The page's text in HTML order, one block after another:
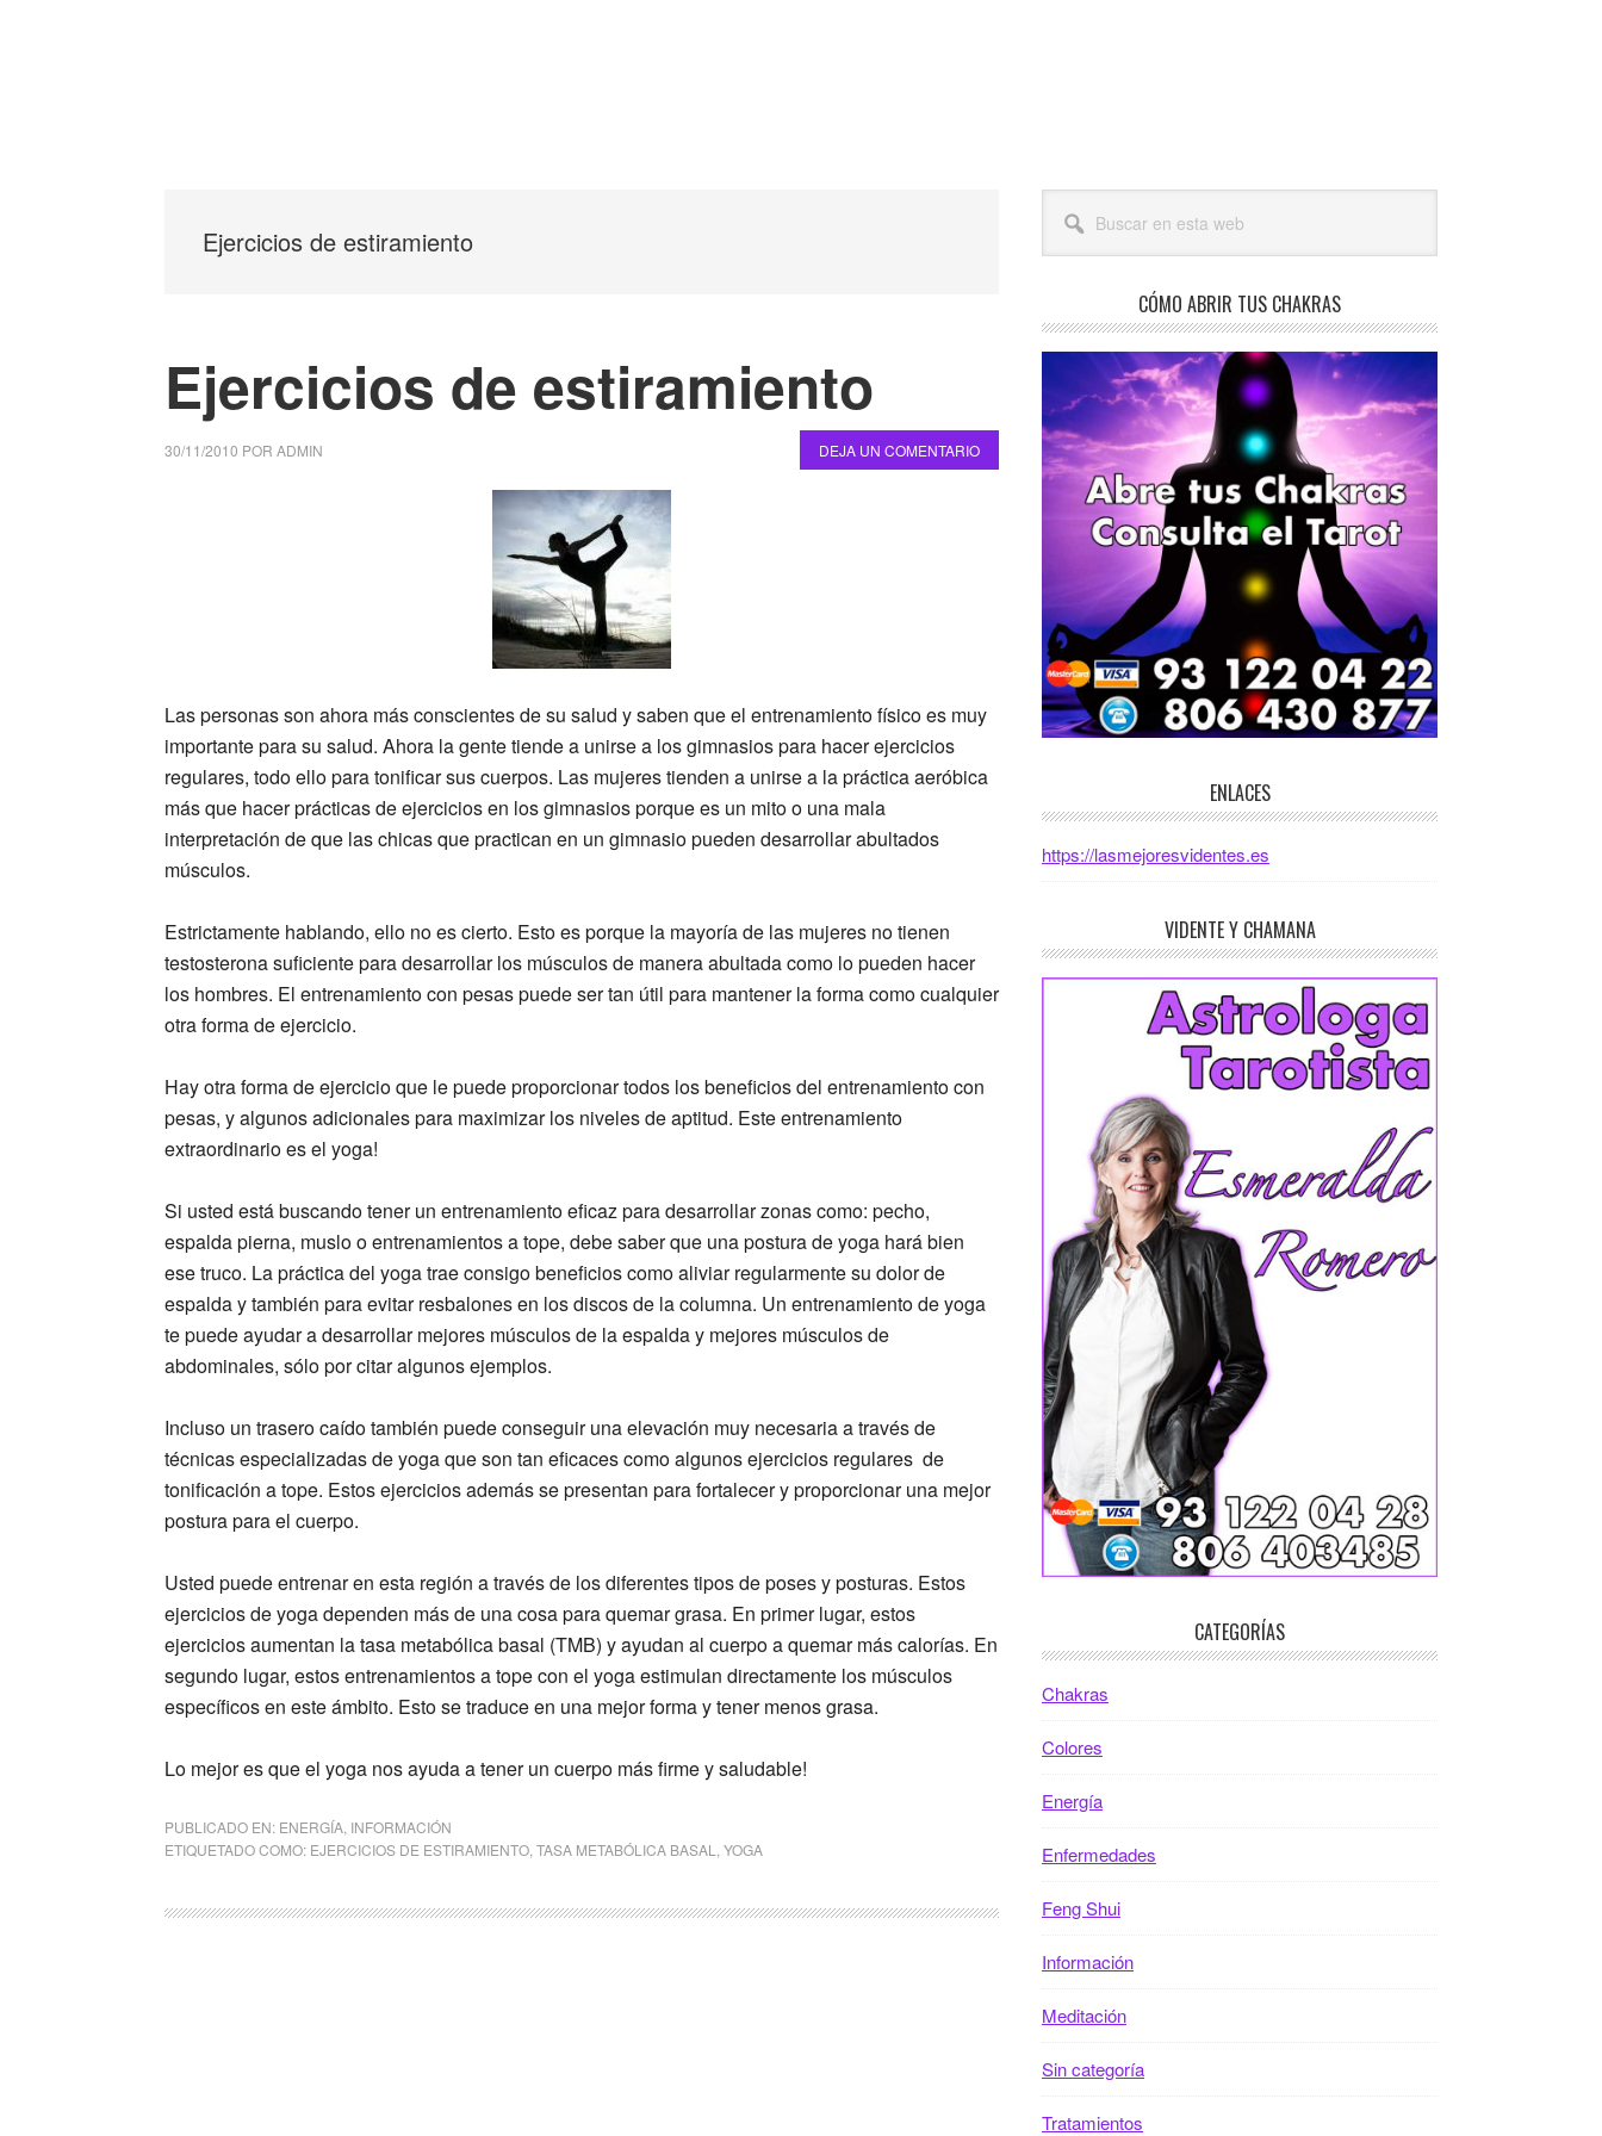
Ejercicios de estiramiento
Ejercicios de estiramiento
30/11/2010 POR ADMIN DEJA UN COMENTARIO
Las personas son ahora más conscientes de su salud y saben que el entrenamiento físico es muy
importante para su salud. Ahora la gente tiende a unirse a los gimnasios para hacer ejercicios
regulares, todo ello para tonificar sus cuerpos. Las mujeres tienden a unirse a la práctica aeróbica
más que hacer prácticas de ejercicios en los gimnasios porque es un mito o una mala
interpretación de que las chicas que practican en un gimnasio pueden desarrollar abultados
músculos.
Estrictamente hablando, ello no es cierto. Esto es porque la mayoría de las mujeres no tienen
testosterona suficiente para desarrollar los músculos de manera abultada como lo pueden hacer
los hombres. El entrenamiento con pesas puede ser tan útil para mantener la forma como cualquier
otra forma de ejercicio.
Hay otra forma de ejercicio que le puede proporcionar todos los beneficios del entrenamiento con
pesas, y algunos adicionales para maximizar los niveles de aptitud. Este entrenamiento
extraordinario es el yoga!
Si usted está buscando tener un entrenamiento eficaz para desarrollar zonas como: pecho,
espalda pierna, muslo o entrenamientos a tope, debe saber que una postura de yoga hará bien
ese truco. La práctica del yoga trae consigo beneficios como aliviar regularmente su dolor de
espalda y también para evitar resbalones en los discos de la columna. Un entrenamiento de yoga
te puede ayudar a desarrollar mejores músculos de la espalda y mejores músculos de
abdominales, sólo por citar algunos ejemplos.
Incluso un trasero caído también puede conseguir una elevación muy necesaria a través de
técnicas especializadas de yoga que son tan eficaces como algunos ejercicios regulares de
tonificación a tope. Estos ejercicios además se presentan para fortalecer y proporcionar una mejor
postura para el cuerpo.
Usted puede entrenar en esta región a través de los diferentes tipos de poses y posturas. Estos
ejercicios de yoga dependen más de una cosa para quemar grasa. En primer lugar, estos
ejercicios aumentan la tasa metabólica basal (TMB) y ayudan al cuerpo a quemar más calorías. En
segundo lugar, estos entrenamientos a tope con el yoga estimulan directamente los músculos
específicos en este ámbito. Esto se traduce en una mejor forma y tener menos grasa.
Lo mejor es que el yoga nos ayuda a tener un cuerpo más firme y saludable!
PUBLICADO EN: ENERGÍA INFORMACIÓN
ETIQUETADO COMO: EJERCICIOS DE ESTIRAMIENTO TASA METABÓLICA BASAL YOGA
Barra
lateral
esta
CÓMO ABRIR TUS CHAKRAS
ENLACES
https://lasmejoresvidentes.es
VIDENTE Y CHAMANA
CATEGORÍAS
Chakras
Colores
Energía
Enfermedades
Feng Shui
Información
Meditación
Sin categoría
Tratamientos